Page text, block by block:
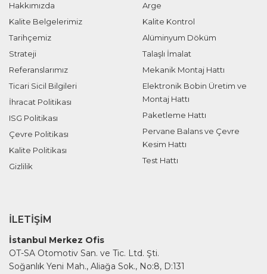
Hakkımızda
Kalite Belgelerimiz
Tarihçemiz
Strateji
Referanslarımız
Ticari Sicil Bilgileri
İhracat Politikası
ISG Politikası
Çevre Politikası
Kalite Politikası
Gizlilik
Arge
Kalite Kontrol
Alüminyum Döküm
Talaşlı İmalat
Mekanik Montaj Hattı
Elektronik Bobin Üretim ve
Montaj Hattı
Paketleme Hattı
Pervane Balans ve Çevre
Kesim Hattı
Test Hattı
İLETIŞIM
İstanbul Merkez Ofis
OT-SA Otomotiv San. ve Tic. Ltd. Şti.
Soğanlık Yeni Mah., Aliağa Sok., No:8, D:131